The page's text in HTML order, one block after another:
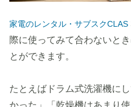
家電のレンタル・サブスクCLAS
際に使ってみて合わないと
とができます。
たとえばドラム式洗濯機に
かった」「乾燥機はあまり